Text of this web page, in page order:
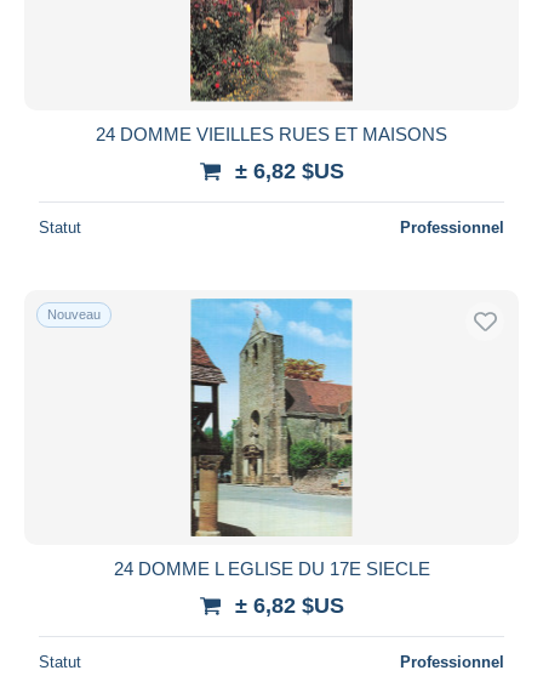
24 DOMME VIEILLES RUES ET MAISONS
± 6,82 $US
Statut Professionnel
Nouveau
24 DOMME L EGLISE DU 17E SIECLE
± 6,82 $US
Statut Professionnel